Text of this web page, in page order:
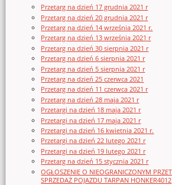
Przetarg na dzień 17 grudnia 2021 r
Przetarg na dzień 20 grudnia 2021 r
Przetarg na dzień 14 września 2021 r.
Przetarg na dzień 13 września 2021 r
Przetarg na dzień 30 sierpnia 2021 r
Przetarg na dzień 6 sierpnia 2021 r
Przetarg na dzień 5 sierpnia 2021 r
Przetarg na dzień 25 czerwca 2021
Przetarg na dzień 11 czerwca 2021 r
Przetarg na dzień 28 maja 2021 r
Przetargi na dzień 18 maja 2021 r
Przetargi na dzień 17 maja 2021 r
Przetargi na dzień 16 kwietnia 2021 r.
Przetargi na dzień 22 lutego 2021 r
Przetargi na dzień 19 lutego 2021 r
Przetarg na dzień 15 stycznia 2021 r
OGŁOSZENIE O NIEOGRANICZONYM
SPRZEDAŻ POJAZDU TARPAN HONKER4012